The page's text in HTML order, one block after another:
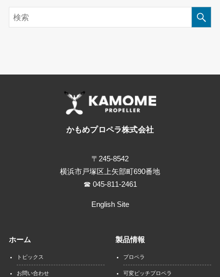
かもめプロペラ株式会社
〒245-8542
横浜市戸塚区上矢部町690番地
☎ 045-811-2461
English Site
ホーム
トピックス
お問い合わせ
製品情報
プロペラ
可変ピッチプロペラ